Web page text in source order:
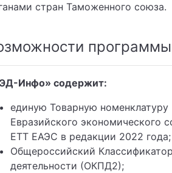
стран Таможенного союза.
программы
Инфо» содержит:
единую Товарную
Евразийского
ЕТТ ЕАЭС в редакции 2022 года;
Общероссийский
деятельности (ОКПД2);